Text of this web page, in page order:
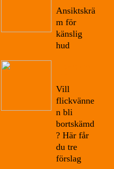
Ansiktskrä
m för
känslig
hud
Vill
flickvänne
n bli
bortskämd
? Här får
du tre
förslag